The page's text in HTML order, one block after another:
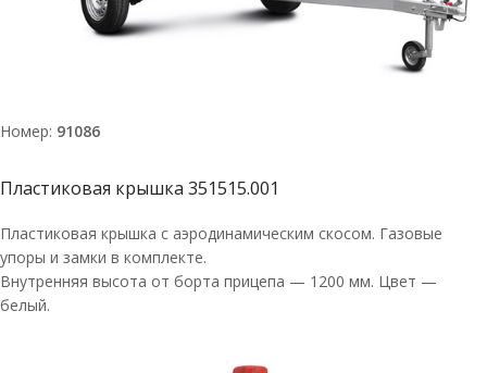
Номер: 91086
Пластиковая крышка 351515.001
Пластиковая крышка с аэродинамическим скосом. Газовые
упоры и замки в комплекте.
Внутренняя высота от борта прицепа — 1200 мм. Цвет —
белый.